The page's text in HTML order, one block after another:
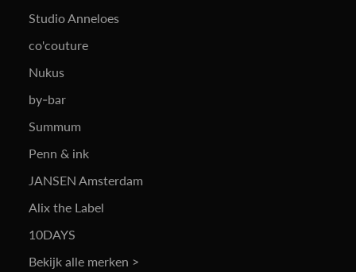
Studio Anneloes
co'couture
Nukus
by-bar
Summum
Penn & ink
JANSEN Amsterdam
Alix the Label
10DAYS
Bekijk alle merken >